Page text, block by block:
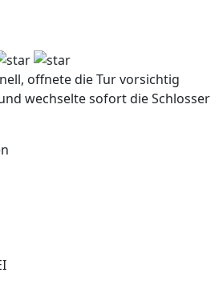
offnete die Tur vorsichtig
wechselte sofort die Schlosser